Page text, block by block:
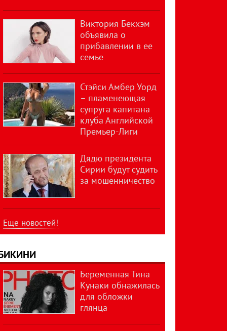
Виктория Бекхэм
объявила о
прибавлении в ее
семье
Стэйси Амбер Уорд
– пламенеющая
супруга капитана
клуба Английской
Премьер-Лиги
Дядю президента
Сирии будут судить
за мошенничество
Еще новостей!
Беременная Тина
Кунаки обнажилась
для обложки
глянца